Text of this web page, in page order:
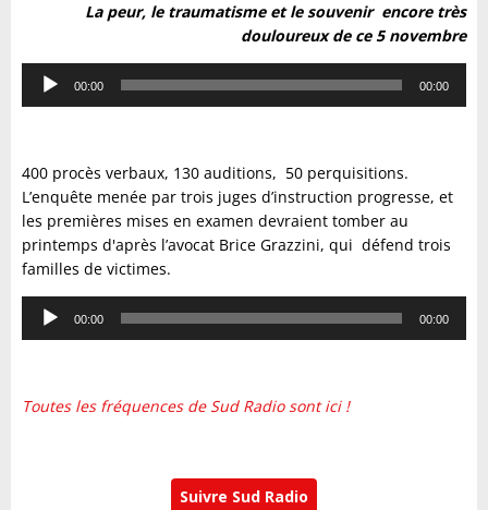
La peur, le traumatisme et le souvenir encore très
douloureux de ce 5 novembre
Lecteur
audio
00:00 00:00
400 procès verbaux, 130 auditions, 50 perquisitions.
L’enquête menée par trois juges d’instruction progresse, et
les premières mises en examen devraient tomber au
printemps d'après l’avocat Brice Grazzini, qui défend trois
familles de victimes.
Lecteur
audio
00:00 00:00
Toutes les fréquences de Sud Radio sont ici !
Suivre Sud Radio